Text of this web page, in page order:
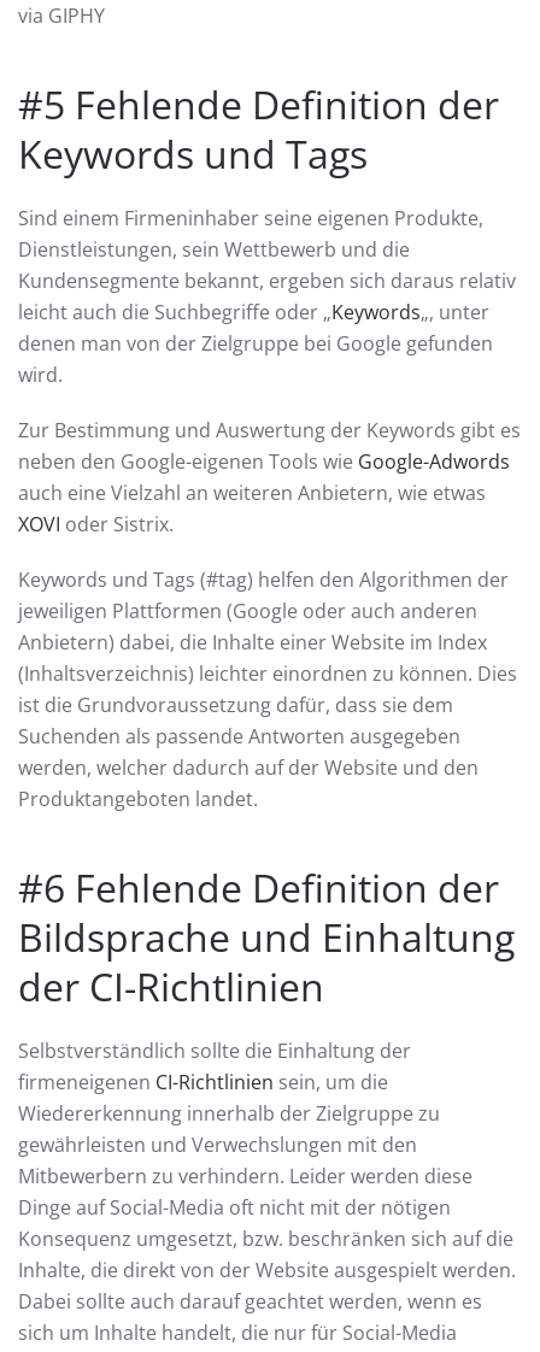
via GIPHY
#5 Fehlende Definition der
Keywords und Tags
Sind einem Firmeninhaber seine eigenen Produkte,
Dienstleistungen, sein Wettbewerb und die
Kundensegmente bekannt, ergeben sich daraus relativ
leicht auch die Suchbegriffe oder „Keywords„, unter
denen man von der Zielgruppe bei Google gefunden
wird.
Zur Bestimmung und Auswertung der Keywords gibt es
neben den Google-eigenen Tools wie Google-Adwords
auch eine Vielzahl an weiteren Anbietern, wie etwas
XOVI oder Sistrix.
Keywords und Tags (#tag) helfen den Algorithmen der
jeweiligen Plattformen (Google oder auch anderen
Anbietern) dabei, die Inhalte einer Website im Index
(Inhaltsverzeichnis) leichter einordnen zu können. Dies
ist die Grundvoraussetzung dafür, dass sie dem
Suchenden als passende Antworten ausgegeben
werden, welcher dadurch auf der Website und den
Produktangeboten landet.
#6 Fehlende Definition der
Bildsprache und Einhaltung
der CI-Richtlinien
Selbstverständlich sollte die Einhaltung der
firmeneigenen CI-Richtlinien sein, um die
Wiedererkennung innerhalb der Zielgruppe zu
gewährleisten und Verwechslungen mit den
Mitbewerbern zu verhindern. Leider werden diese
Dinge auf Social-Media oft nicht mit der nötigen
Konsequenz umgesetzt, bzw. beschränken sich auf die
Inhalte, die direkt von der Website ausgespielt werden.
Dabei sollte auch darauf geachtet werden, wenn es
sich um Inhalte handelt, die nur für Social-Media